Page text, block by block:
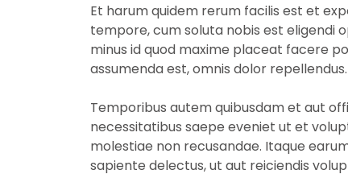
Et harum quidem rerum facilis est et
tempore, cum soluta nobis est eligendi
minus id quod maxime placeat facere
assumenda est, omnis dolor repellendus.
Temporibus autem quibusdam et aut
necessitatibus saepe eveniet ut et
molestiae non recusandae. Itaque
sapiente delectus, ut aut reiciendis